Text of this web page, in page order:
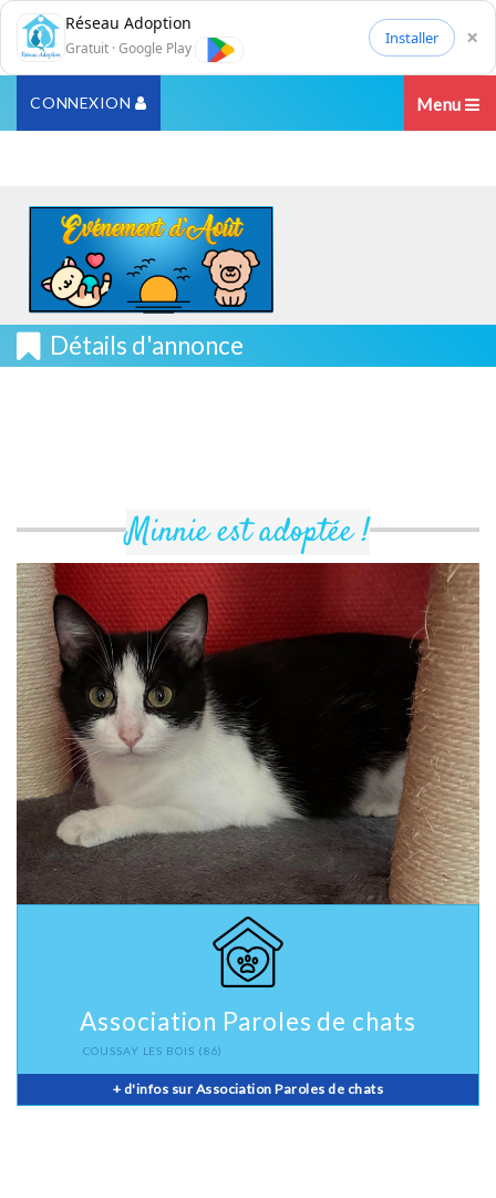
Réseau Adoption
Gratuit · Google Play
Installer ×
CONNEXION Menu
Détails d'annonce
Minnie est adoptée !
Association Paroles de chats
COUSSAY LES BOIS (86)
+ d'infos sur Association Paroles de chats